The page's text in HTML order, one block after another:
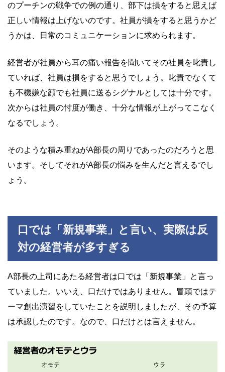
のプーチンの戦争での例の通り、部下は損をすると思えば
正しい情報は上げないのです。社員が損をすると思うかど
うかは、日常のコミュニケーションに求められます。
経営者が社員から耳の痛い報告を聞いてその社員を叱責し
ていれば、社員は損をすると思うでしょう。叱責でなくて
も不機嫌な顔でも社員に送るシグナルとしては十分です。
次からは社員の忖度が働き、十分な情報が上がってこなく
なるでしょう。
そのような積み重ねがA部長の周りであったのだろうと思
います。そしてそれがA部長の悩みを生んだと言えるでし
ょう。
口では「新規事業」と言い、実際は反
対の経営者が多すぎる
A部長の上司にあたる経営者は口では「新規事業」と言っ
ていました。いいえ、口だけではありません。冒頭ではテ
ーマ創出演習をしていたことを説明しましたが、その予算
は承認したのです。なので、口だけとは言えません。